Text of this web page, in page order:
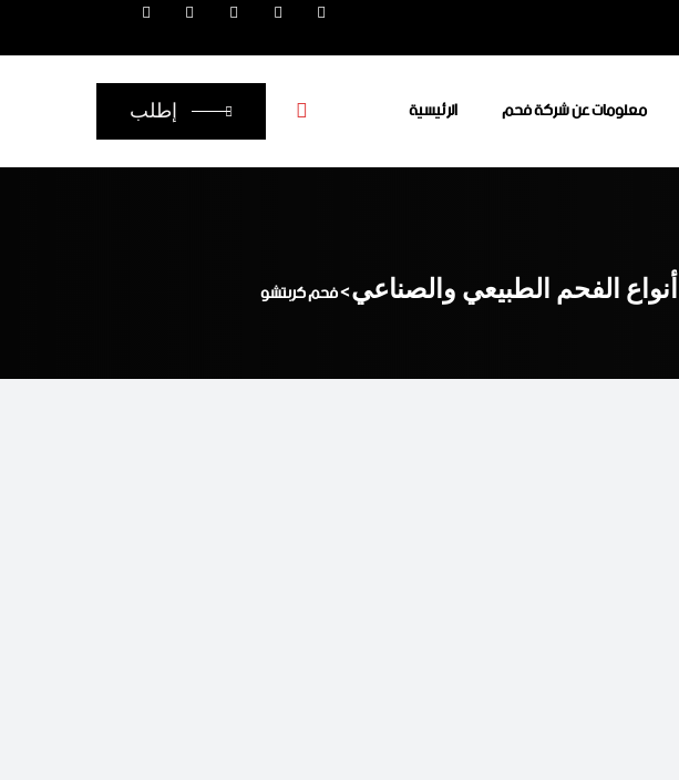
الرئيسية معلومات عن شركة فحم إطلب
أنواع الفحم الطبيعي والصناعي>فحم كربتشو